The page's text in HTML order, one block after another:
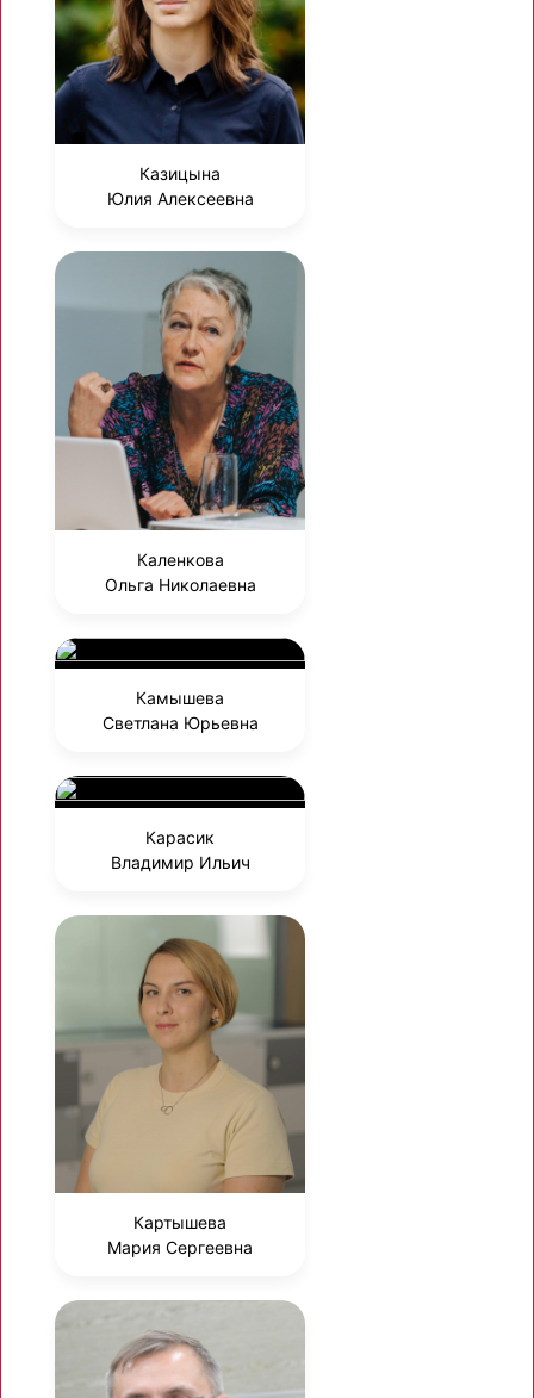
Казицына
Юлия Алексеевна
Каленкова
Ольга Николаевна
Камышева
Светлана Юрьевна
Карасик
Владимир Ильич
Картышева
Мария Сергеевна